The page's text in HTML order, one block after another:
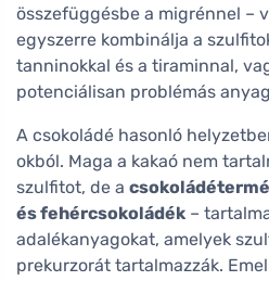
összefüggésbe a migrénnel –
egyszerre kombinálja a
tanninokkal és a tiraminnal,
potenciálisan problémás
A csokoládé hasonló
okból. Maga a kakaó nem
szulfitot, de a
és fehércsokoládék –
adalékanyagokat, amelyek
prekurzorát tartalmazzák.